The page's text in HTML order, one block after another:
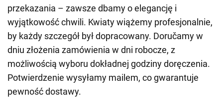
przekazania – zawsze dbamy o elegancję i
wyjątkowość chwili. Kwiaty wiążemy profesjonalnie,
by każdy szczegół był dopracowany. Doručamy w
dniu złożenia zamówienia w dni robocze, z
możliwością wyboru dokładnej godziny doręczenia.
Potwierdzenie wysyłamy mailem, co gwarantuje
pewność dostawy.